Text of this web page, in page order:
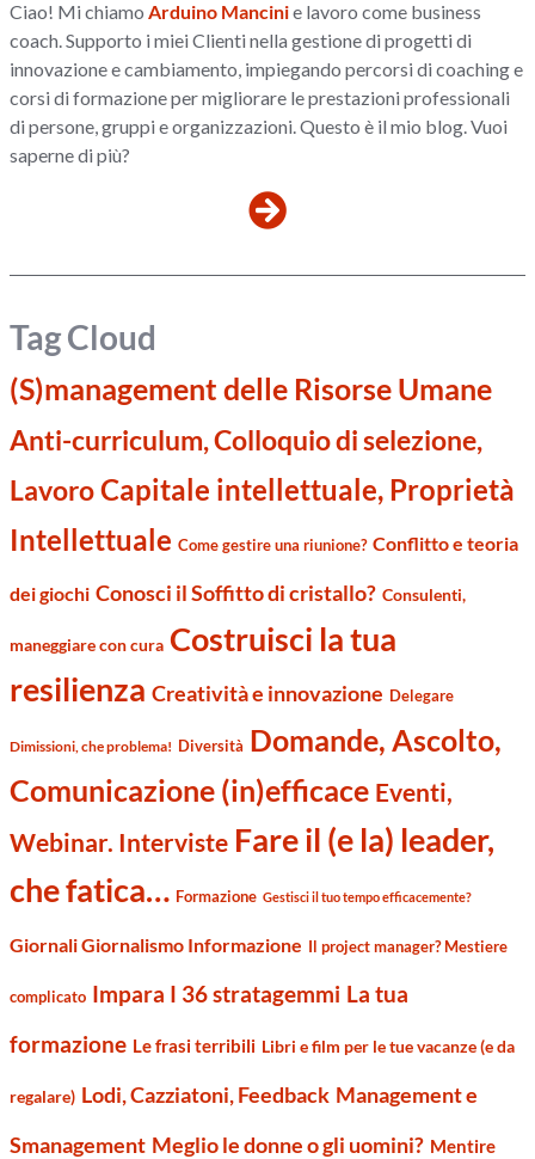
Ciao! Mi chiamoArduino Mancinie lavoro come business
coach. Supporto i miei Clienti nella gestione di progetti di
innovazione e cambiamento, impiegando percorsi di coaching e
corsi di formazione per migliorare le prestazioni professionali
di persone, gruppi e organizzazioni. Questo è il mio blog. Vuoi
saperne di più?
Tag Cloud
(S)management delle Risorse Umane
Anti-curriculum, Colloquio di selezione,
LavoroCapitale intellettuale, Proprietà
Intellettuale Come gestire una riunione? Conflitto e teoria
dei giochi Conosci il Soffitto di cristallo? Consulenti,
maneggiare con cura Costruisci la tua
resilienza Creatività e innovazione Delegare
Dimissioni, che problema! Diversità Domande, Ascolto,
Comunicazione (in)efficace Eventi,
Webinar. Interviste Fare il (e la) leader,
che fatica… Formazione Gestisci il tuo tempo efficacemente?
Giornali Giornalismo Informazione Il project manager? Mestiere
complicato Impara I 36 stratagemmi La tua
formazione Le frasi terribili Libri e film per le tue vacanze (e da
regalare) Lodi, Cazziatoni, Feedback Management e
Smanagement Meglio le donne o gli uomini? Mentire